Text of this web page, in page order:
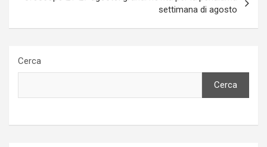
settimana di agosto
Cerca
Cerca